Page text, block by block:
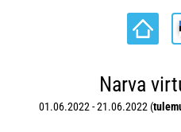
Narva
01.06.2022 - 21.06.2022 (